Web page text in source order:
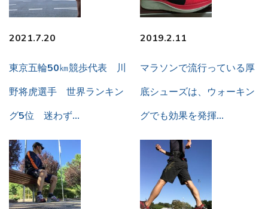
2021.7.20
東京五輪50㎞競歩代表 川
野将虎選手 世界ランキン
グ5位 迷わず…
2019.2.11
マラソンで流行っている厚
底シューズは、ウォーキン
グでも効果を発揮…